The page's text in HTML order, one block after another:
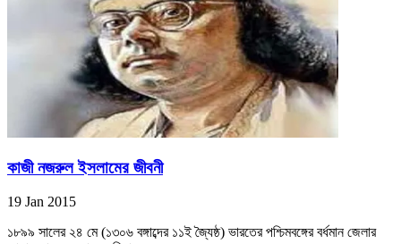
কাজী নজরুল ইসলামের জীবনী
19 Jan 2015
১৮৯৯ সালের ২৪ মে (১৩০৬ বঙ্গাব্দের ১১ই জ্যৈষ্ঠ) ভারতের পশ্চিমবঙ্গের বর্ধমান জেলার